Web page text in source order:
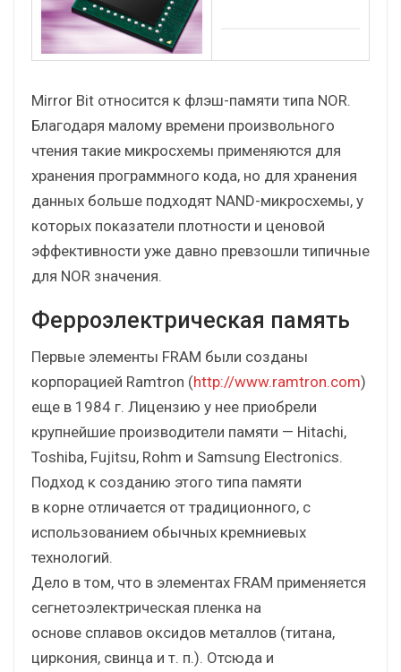
Mirror Bit относится к флэш-памяти типа NOR.
Благодаря малому времени произвольного
чтения такие микросхемы применяются для
хранения программного кода, но для хранения
данных больше подходят NAND-микросхемы, у
которых показатели плотности и ценовой
эффективности уже давно превзошли типичные
для NOR значения.
Ферроэлектрическая память
Первые элементы FRAM были созданы
корпорацией Ramtron (http://www.ramtron.com)
еще в 1984 г. Лицензию у нее приобрели
крупнейшие производители памяти — Hitachi,
Toshiba, Fujitsu, Rohm и Samsung Electronics.
Подход к созданию этого типа памяти
в корне отличается от традиционного, с
использованием обычных кремниевых
технологий.
Дело в том, что в элементах FRAM применяется
сегнетоэлектрическая пленка на
основе сплавов оксидов металлов (титана,
циркония, свинца и т. п.). Отсюда и